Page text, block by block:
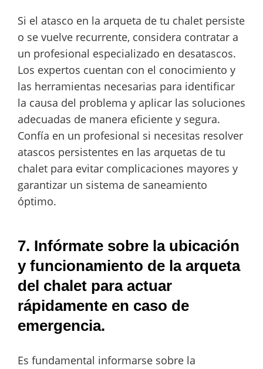
Si el atasco en la arqueta de tu chalet persiste
o se vuelve recurrente, considera contratar a
un profesional especializado en desatascos.
Los expertos cuentan con el conocimiento y
las herramientas necesarias para identificar
la causa del problema y aplicar las soluciones
adecuadas de manera eficiente y segura.
Confía en un profesional si necesitas resolver
atascos persistentes en las arquetas de tu
chalet para evitar complicaciones mayores y
garantizar un sistema de saneamiento
óptimo.
7. Infórmate sobre la ubicación
y funcionamiento de la arqueta
del chalet para actuar
rápidamente en caso de
emergencia.
Es fundamental informarse sobre la